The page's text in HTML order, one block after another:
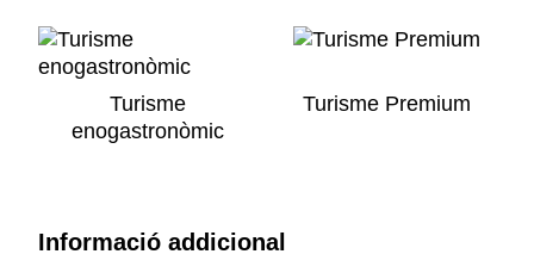
Turisme
enogastronòmic
Turisme Premium
Informació addicional